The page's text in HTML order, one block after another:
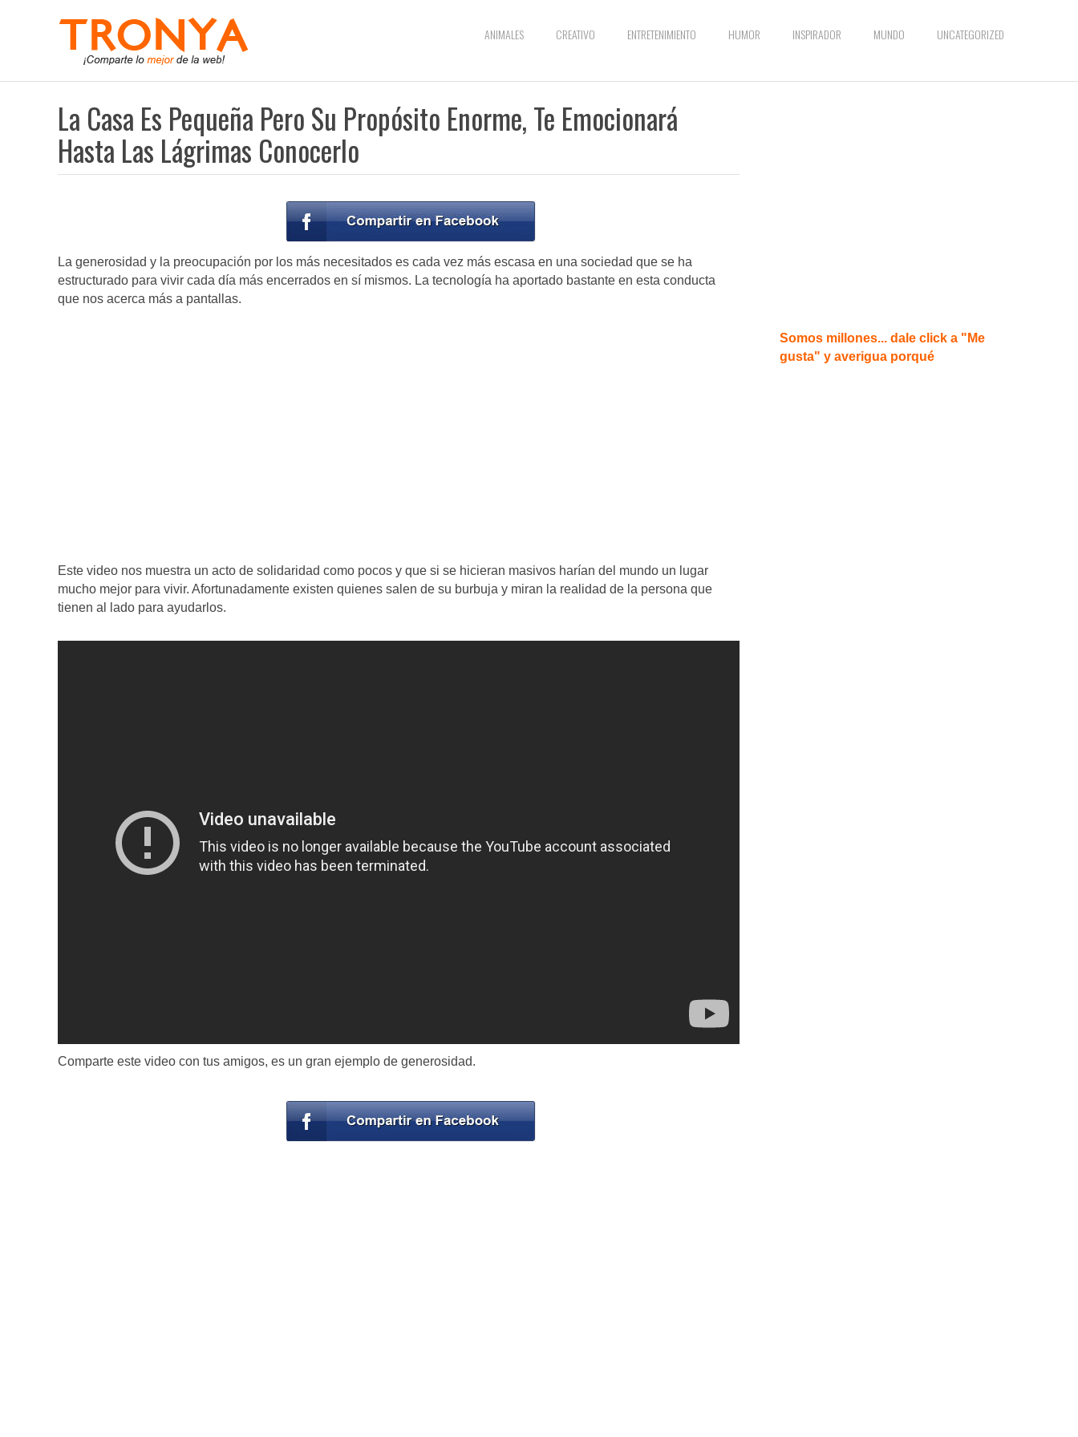
ANIMALES CREATIVO ENTRETENIMIENTO HUMOR INSPIRADOR MUNDO UNCATEGORIZED
La Casa Es Pequeña Pero Su Propósito Enorme, Te Emocionará
Hasta Las Lágrimas Conocerlo
La generosidad y la preocupación por los más necesitados es cada vez más escasa en una sociedad que se ha
estructurado para vivir cada día más encerrados en sí mismos. La tecnología ha aportado bastante en esta conducta
que nos acerca más a pantallas.
Este video nos muestra un acto de solidaridad como pocos y que si se hicieran masivos harían del mundo un lugar
mucho mejor para vivir. Afortunadamente existen quienes salen de su burbuja y miran la realidad de la persona que
tienen al lado para ayudarlos.
Comparte este video con tus amigos, es un gran ejemplo de generosidad.
Somos millones... dale click a "Me
gusta" y averigua porqué